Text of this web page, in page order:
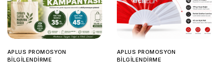
APLUS PROMOSYON
BILGILENDIRME
APLUS PROMOSYON
BILGILENDIRME